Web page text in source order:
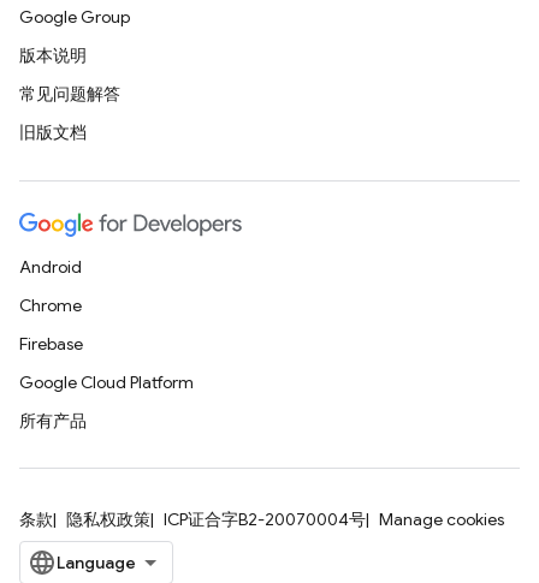
Google Group
版本说明
常见问题解答
旧版文档
Android
Chrome
Firebase
Google Cloud Platform
所有产品
条款 隐私权政策 ICP证合字B2-20070004号 Manage cookies